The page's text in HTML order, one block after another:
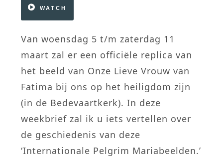
WATCH
Van woensdag 5 t/m zaterdag 11
maart zal er een officiële replica van
het beeld van Onze Lieve Vrouw van
Fatima bij ons op het heiligdom zijn
(in de Bedevaartkerk). In deze
weekbrief zal ik u iets vertellen over
de geschiedenis van deze
‘Internationale Pelgrim Mariabeelden.’